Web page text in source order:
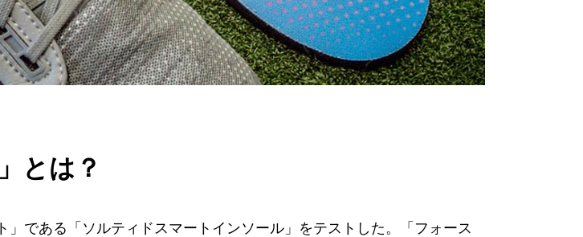
とは？
」である「ソルティドスマートインソール」をテストした。「フォース